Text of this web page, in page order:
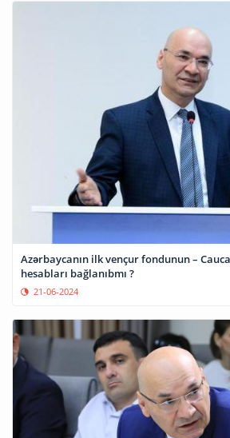
Azərbaycanın ilk vençur fondunun –
hesabları bağlanıbmı ?
21-06-2024